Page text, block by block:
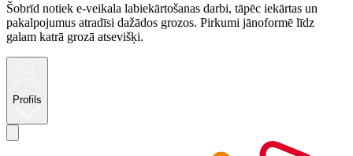
Šobrīd notiek e-veikala labiekārtošanas darbi, tāpēc iekārtas un
pakalpojumus atradīsi dažādos grozos. Pirkumi jānoformē līdz
galam katrā grozā atsevišķi.
Profils